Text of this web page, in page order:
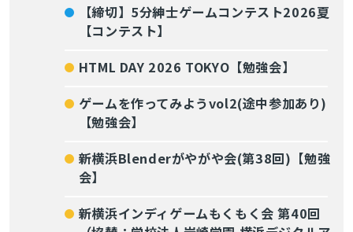
【締切】5分紳士ゲームコンテスト2026夏
【コンテスト】
HTML DAY 2026 TOKYO【勉強会】
ゲームを作ってみようvol2(途中参加あり)
【勉強会】
新横浜Blenderがやがや会(第38回)【勉強
会】
新横浜インディゲームもくもく会 第40回